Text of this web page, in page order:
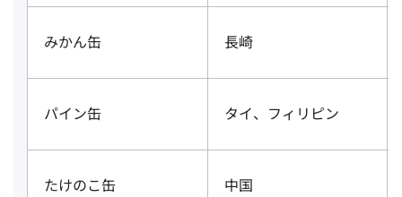
みかん缶 長崎
パイン缶 タイ、フィリピン
たけのこ缶 中国